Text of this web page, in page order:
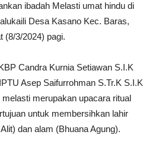
ibadah Melasti umat hindu di
Desa Kasano Kec. Baras,
(8/3/2024) pagi.
Candra Kurnia Setiawan S.I.K
Asep Saifurrohman S.Tr.K S.I.K
merupakan upacara ritual
untuk membersihkan lahir
dan alam (Bhuana Agung).